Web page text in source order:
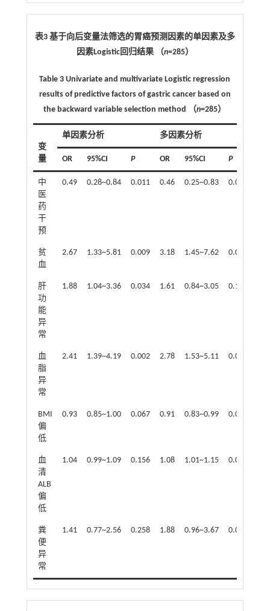
表3 基于向后变量法筛选的胃癌预测因素的单因素及多
因素Logistic回归结果 （n=285）
Table 3 Univariate and multivariate Logistic regression
results of predictive factors of gastric cancer based on
the backward variable selection method （n=285）
变
量
单因素分析 多因素分析
OR 95%CI P OR 95%CI P
中
医
药
干
预
0.49 0.28~0.84 0.011 0.46 0.25~0.83 0.011
贫
血
2.67 1.33~5.81 0.009 3.18 1.45~7.62 0.006
肝
功
能
异
常
1.88 1.04~3.36 0.034 1.61 0.84~3.05 0.150
血
脂
异
常
2.41 1.39~4.19 0.002 2.78 1.53~5.11 0.001
BMI
偏
低
0.93 0.85~1.00 0.067 0.91 0.83~0.99 0.032
血
清
ALB
偏
低
1.04 0.99~1.09 0.156 1.08 1.01~1.15 0.019
粪
便
异
常
1.41 0.77~2.56 0.258 1.88 0.96~3.67 0.065